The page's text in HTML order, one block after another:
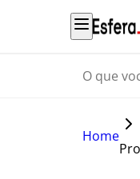
O que
Home